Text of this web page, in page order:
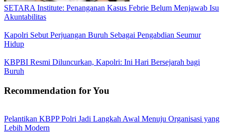
SETARA Institute: Penanganan Kasus Febrie Belum Menjawab Isu
Akuntabilitas
Kapolri Sebut Perjuangan Buruh Sebagai Pengabdian Seumur
Hidup
KBPBI Resmi Diluncurkan, Kapolri: Ini Hari Bersejarah bagi
Buruh
Recommendation for You
Pelantikan KBPP Polri Jadi Langkah Awal Menuju Organisasi yang
Lebih Modern